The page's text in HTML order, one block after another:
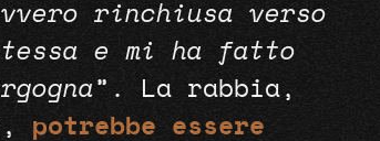
rinchiusa verso
e mi ha fatto
”. La rabbia,
potrebbe essere